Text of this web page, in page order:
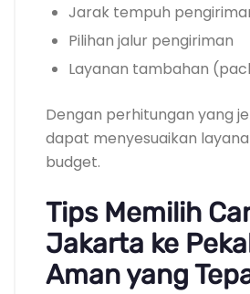
Jarak tempuh
Pilihan jalur pengiriman
Layanan tambahan
Dengan perhitungan yang
dapat menyesuaikan
budget.
Tips Memilih
Jakarta ke
Aman yang